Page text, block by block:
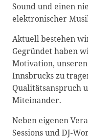
Sound und einen
elektronischer
Aktuell bestehen
Gegründet haben
Motivation,
Innsbrucks zu
Qualitätsanspruch
Miteinander.
Neben eigenen
Sessions und DJ-